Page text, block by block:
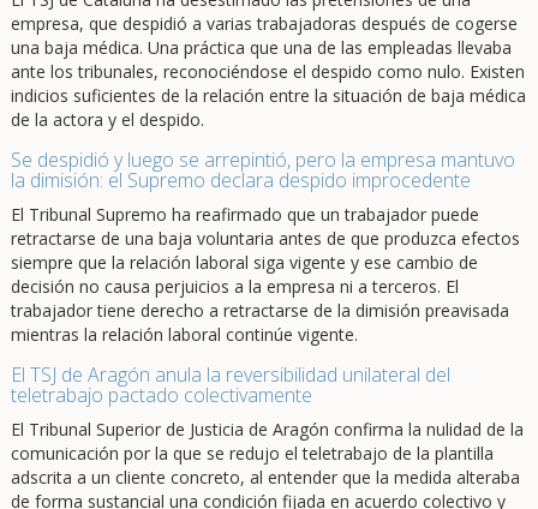
empresa, que despidió a varias trabajadoras después de cogerse
una baja médica. Una práctica que una de las empleadas llevaba
ante los tribunales, reconociéndose el despido como nulo. Existen
indicios suficientes de la relación entre la situación de baja médica
de la actora y el despido.
Se despidió y luego se arrepintió, pero la empresa mantuvo
la dimisión: el Supremo declara despido improcedente
El Tribunal Supremo ha reafirmado que un trabajador puede
retractarse de una baja voluntaria antes de que produzca efectos
siempre que la relación laboral siga vigente y ese cambio de
decisión no causa perjuicios a la empresa ni a terceros. El
trabajador tiene derecho a retractarse de la dimisión preavisada
mientras la relación laboral continúe vigente.
El TSJ de Aragón anula la reversibilidad unilateral del
teletrabajo pactado colectivamente
El Tribunal Superior de Justicia de Aragón confirma la nulidad de la
comunicación por la que se redujo el teletrabajo de la plantilla
adscrita a un cliente concreto, al entender que la medida alteraba
de forma sustancial una condición fijada en acuerdo colectivo y